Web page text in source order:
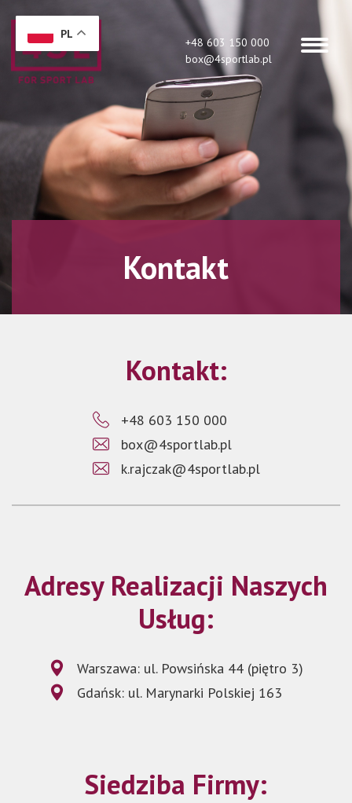
+48 603 150 000
box@4sportlab.pl
Kontakt
Kontakt:
+48 603 150 000
box@4sportlab.pl
k.rajczak@4sportlab.pl
Adresy Realizacji Naszych
Usług:
Warszawa: ul. Powsińska 44 (piętro 3)
Gdańsk: ul. Marynarki Polskiej 163
Siedziba Firmy:
PL